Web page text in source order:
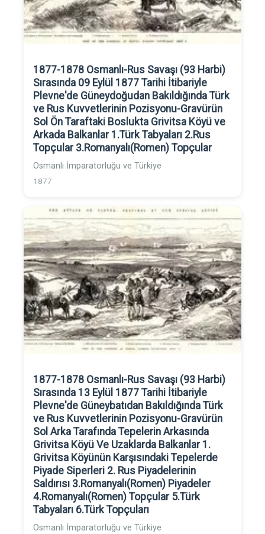
1877-1878 Osmanlı-Rus Savaşı (93 Harbi)
Sırasında 09 Eylül 1877 Tarihi İtibariyle
Plevne'de Güneydoğudan Bakıldığında Türk
ve Rus Kuvvetlerinin Pozisyonu-Gravürün
Sol Ön Taraftaki Boslukta Grivitsa Köyü ve
Arkada Balkanlar 1.Türk Tabyaları 2.Rus
Topçular 3.Romanyalı(Romen) Topçular
Osmanlı İmparatorluğu ve Türkiye
1877
1877-1878 Osmanlı-Rus Savaşı (93 Harbi)
Sırasında 13 Eylül 1877 Tarihi İtibariyle
Plevne'de Güneybatıdan Bakıldığında Türk
ve Rus Kuvvetlerinin Pozisyonu-Gravürün
Sol Arka Tarafında Tepelerin Arkasında
Grivitsa Köyü Ve Uzaklarda Balkanlar 1.
Grivitsa Köyünün Karşısındaki Tepelerde
Piyade Siperleri 2. Rus Piyadelerinin
Saldırısı 3.Romanyalı(Romen) Piyadeler
4.Romanyalı(Romen) Topçular 5.Türk
Tabyaları 6.Türk Topçuları
Osmanlı İmparatorluğu ve Türkiye